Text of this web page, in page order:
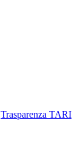
Trasparenza TARI